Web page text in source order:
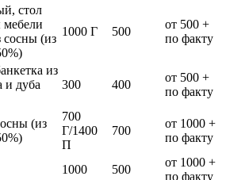
стол
сосны (из
1000 Г 500
от 500 +
по факту
из
и дуба
300 400
от 500 +
по факту
(из
700
Г/1400
П
700
от 1000 +
по факту
1000 500
от 1000 +
по факту